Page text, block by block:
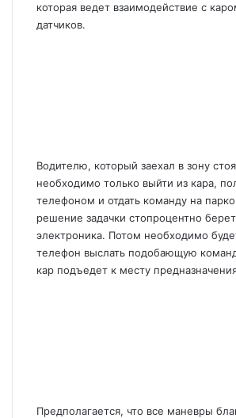
которая ведет взаимодействие с
датчиков.
Водителю, который заехал в зону
необходимо только выйти из кара,
телефоном и отдать команду на
решение задачки стопроцентно
электроника. Потом необходимо
телефон выслать подобающую
кар подъедет к месту
Предполагается, что все маневры